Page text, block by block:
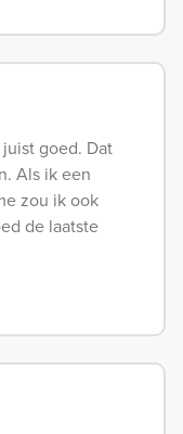
goed. Dat
Als ik een
zou ik ook
de laatste